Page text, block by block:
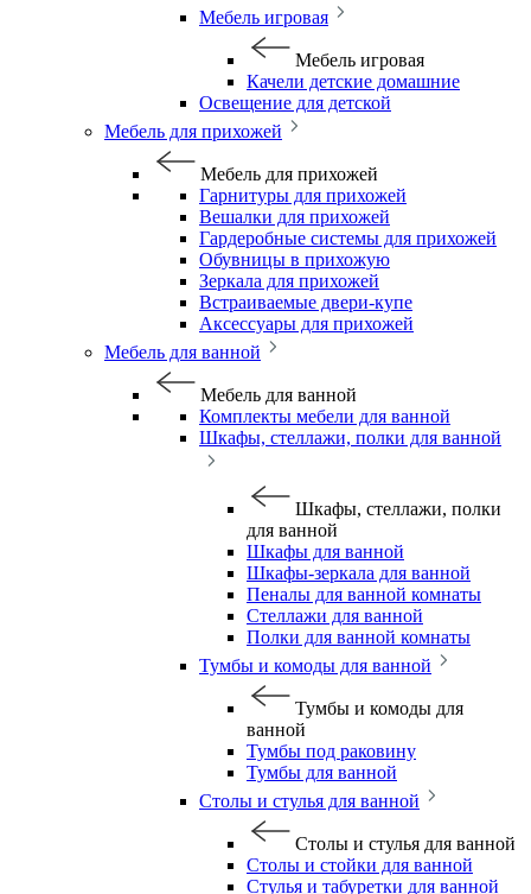
Мебель игровая
Мебель игровая
Качели детские домашние
Освещение для детской
Мебель для прихожей
Мебель для прихожей
Гарнитуры для прихожей
Вешалки для прихожей
Гардеробные системы для прихожей
Обувницы в прихожую
Зеркала для прихожей
Встраиваемые двери-купе
Аксессуары для прихожей
Мебель для ванной
Мебель для ванной
Комплекты мебели для ванной
Шкафы, стеллажи, полки для ванной
Шкафы, стеллажи, полки
для ванной
Шкафы для ванной
Шкафы-зеркала для ванной
Пеналы для ванной комнаты
Стеллажи для ванной
Полки для ванной комнаты
Тумбы и комоды для ванной
Тумбы и комоды для
ванной
Тумбы под раковину
Тумбы для ванной
Столы и стулья для ванной
Столы и стулья для ванной
Столы и стойки для ванной
Стулья и табуретки для ванной